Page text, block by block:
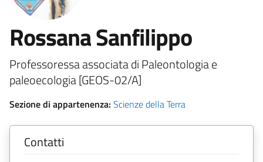
Rossana Sanfilippo
Professoressa associata di Paleontologia e
paleoecologia [GEOS-02/A]
Sezione di appartenenza: Scienze della Terra
Contatti